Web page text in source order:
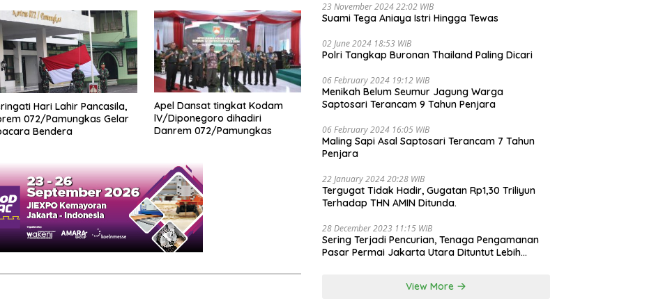
Hari Lahir Pancasila,
072/Pamungkas Gelar
Bendera
Apel Dansat tingkat Kodam
lV/Diponegoro dihadiri
Danrem 072/Pamungkas
23 November 2024 22:02 WIB
Suami Tega Aniaya Istri Hingga Tewas
02 June 2024 18:53 WIB
Polri Tangkap Buronan Thailand Paling Dicari
06 February 2024 19:12 WIB
Menikah Belum Seumur Jagung Warga
Saptosari Terancam 9 Tahun Penjara
06 February 2024 16:05 WIB
Maling Sapi Asal Saptosari Terancam 7 Tahun
Penjara
22 January 2024 20:28 WIB
Tergugat Tidak Hadir, Gugatan Rp1,30 Triliyun
Terhadap THN AMIN Ditunda.
28 December 2023 11:15 WIB
Sering Terjadi Pencurian, Tenaga Pengamanan
Pasar Permai Jakarta Utara Dituntut Lebih
View More